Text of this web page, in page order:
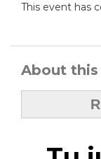
This event has
About